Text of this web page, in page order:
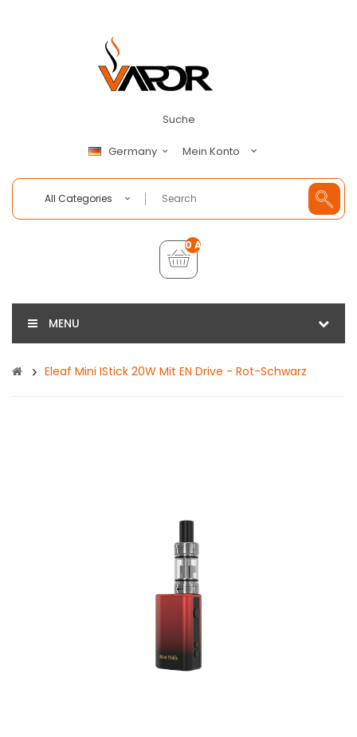
Suche
Germany Mein Konto
All Categories
0 Artikel - €0,00
MENU
Eleaf Mini IStick 20W Mit EN Drive - Rot-Schwarz